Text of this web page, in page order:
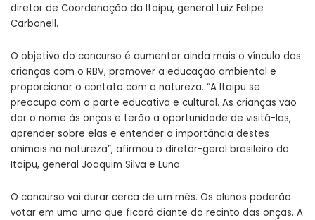
diretor de Coordenação da Itaipu, general Luiz Felipe
Carbonell.
O objetivo do concurso é aumentar ainda mais o vínculo das
crianças com o RBV, promover a educação ambiental e
proporcionar o contato com a natureza. “A Itaipu se
preocupa com a parte educativa e cultural. As crianças vão
dar o nome às onças e terão a oportunidade de visitá-las,
aprender sobre elas e entender a importância destes
animais na natureza”, afirmou o diretor-geral brasileiro da
Itaipu, general Joaquim Silva e Luna.
O concurso vai durar cerca de um mês. Os alunos poderão
votar em uma urna que ficará diante do recinto das onças. A